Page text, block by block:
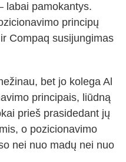
labai pamokantys.
principų
Compaq susijungimas
bet jo kolega Al
principais, liūdną
prieš prasidedant jų
o pozicionavimo
nei nuo madų nei nuo